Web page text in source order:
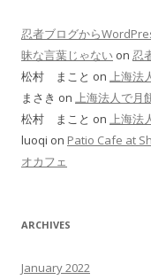
忍者ブログから
昧な言葉じゃない on 忍
松村 まこと on 上海法
まさき on 上海法人で月
松村 まこと on 上海法
luoqi on Patio Cafe at
オカフェ
ARCHIVES
January 2022